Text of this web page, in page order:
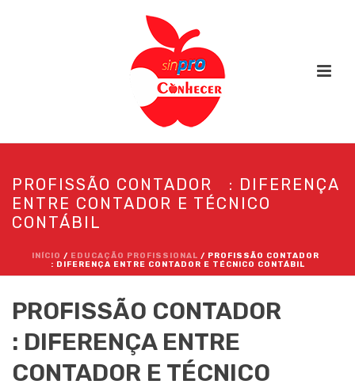
PROFISSÃO CONTADOR : DIFERENÇA
ENTRE CONTADOR E TÉCNICO
CONTÁBIL
INÍCIO / EDUCAÇÃO PROFISSIONAL / PROFISSÃO CONTADOR
: DIFERENÇA ENTRE CONTADOR E TÉCNICO CONTÁBIL
PROFISSÃO CONTADOR
: DIFERENÇA ENTRE
CONTADOR E TÉCNICO